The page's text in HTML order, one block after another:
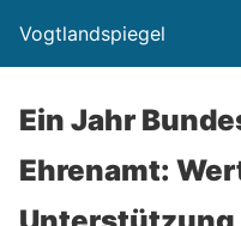
Vogtlandspiegel
Ein Jahr
Ehrenamt: